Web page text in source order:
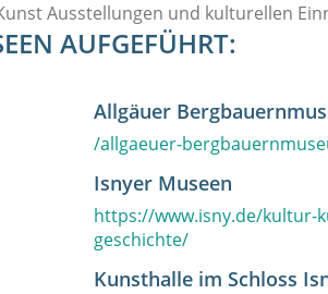
Ausstellungen und kulturellen
AUFGEFÜHRT:
Allgäuer
/allgaeuer-
Isnyer Museen
https://www.isny.de/kultur-
geschichte/
Kunsthalle im Schloss